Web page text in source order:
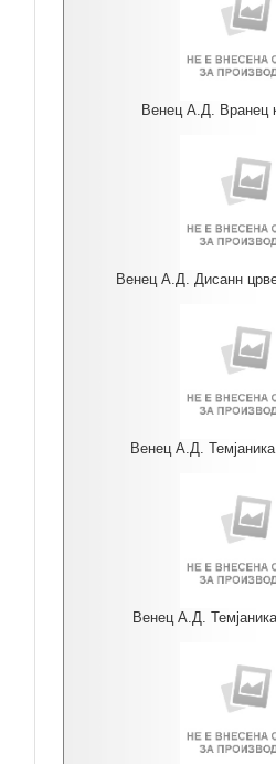
Венец А.Д. Вранец
Венец А.Д. Дисанн
Венец А.Д.
Венец А.Д.